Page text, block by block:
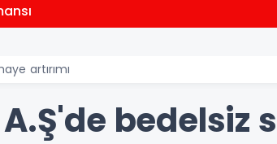
artırımı
bedelsiz